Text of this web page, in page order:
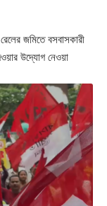
জমিতে বসবাসকারী
উদ্যোগ নেওয়া